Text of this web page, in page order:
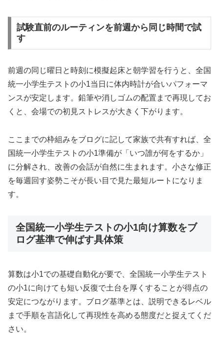
試験直前のルーティンを前週から同じ時間で試
す
前週の同じ曜日と時刻に模擬起床と朝学習を行うと、全国
統一小学生テストの小1当日に体内時計が合いパフォーマ
ンスが安定します。鉛筆や消しゴムの配置まで再現してお
くと、会場での初見ストレスが大きく下がります。
ここまでの枠組みをブログに記して家族で共有すれば、全
国統一小学生テストの小1準備が「いつ誰が何をするか」
に分解され、改善の会話が自然に生まれます。小さな修正
を毎週回す姿勢こそが長い目で見た最短ルートになりま
す。
全国統一小学生テストの小1向け算数をブ
ログ基準で伸ばす具体策
算数は小1での基礎自動化が要で、全国統一小学生テスト
の小1に向けても短い反復で土台を厚くすることが得点の
安定につながります。ブログ基準とは、説明できるレベル
まで手順を言語化して再現性を高める態度だと捉えてくだ
さい。